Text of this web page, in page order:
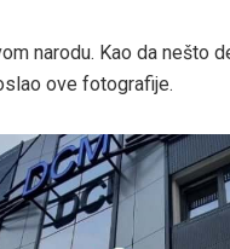
narodu. Kao da nešto
ove fotografije.